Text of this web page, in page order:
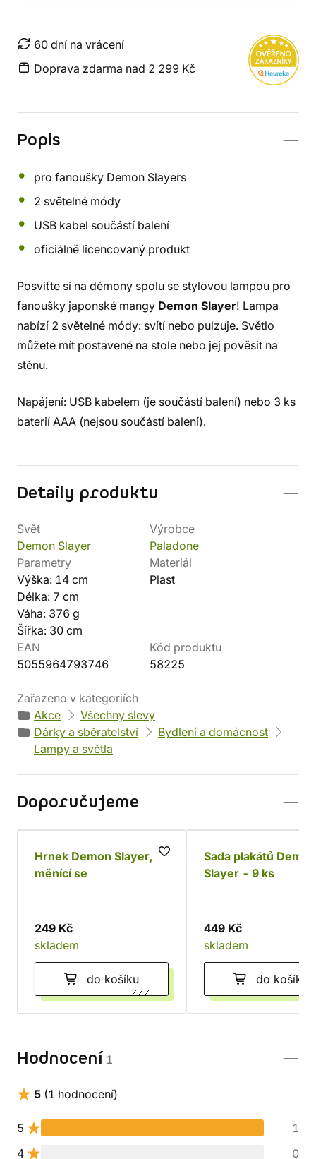
60 dní na vrácení
Doprava zdarma nad 2 299 Kč
Popis
pro fanoušky Demon Slayers
2 světelné módy
USB kabel součástí balení
oficiálně licencovaný produkt
Posviťte si na démony spolu se stylovou lampou pro
fanoušky japonské mangy Demon Slayer! Lampa
nabízí 2 světelné módy: svítí nebo pulzuje. Světlo
můžete mít postavené na stole nebo jej pověsit na
stěnu.
Napájení: USB kabelem (je součástí balení) nebo 3 ks
baterií AAA (nejsou součástí balení).
Detaily produktu
Svět
Demon Slayer
Výrobce
Paladone
Parametry
Výška: 14 cm
Délka: 7 cm
Váha: 376 g
Šířka: 30 cm
Materiál
Plast
EAN
5055964793746
Kód produktu
58225
Zařazeno v kategoriích
Akce
Všechny slevy
Dárky a sběratelství
Bydlení a domácnost
Lampy a světla
Doporučujeme
Hrnek Demon Slayer,
měnící se
249 Kč
skladem
do košíku
Sada plakátů Demon
Slayer - 9 ks
449 Kč
skladem
do košíku
Hodnocení 1
5 (1 hodnocení)
5
1
4
0